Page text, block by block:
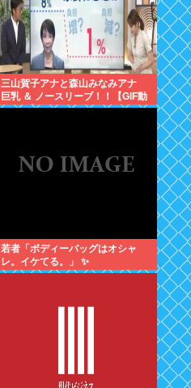
三山賀子アナと森山みなみアナ
巨乳 ＆ ノースリーブ！！【GIF動
画あり】
若者「ボディーバッグはオシャ
レ。イケてる。」 ✨